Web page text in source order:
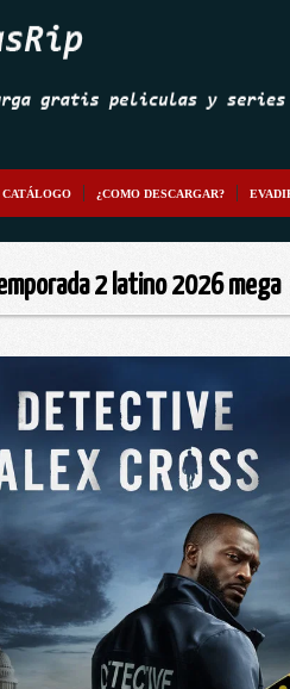
CATÁLOGO ¿COMO DESCARGAR?
2 latino 2026 mega